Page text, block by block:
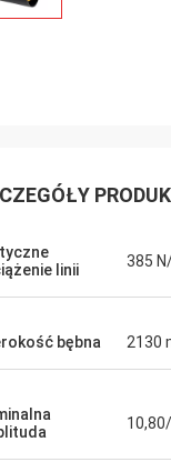
linii
385
bębna 2130